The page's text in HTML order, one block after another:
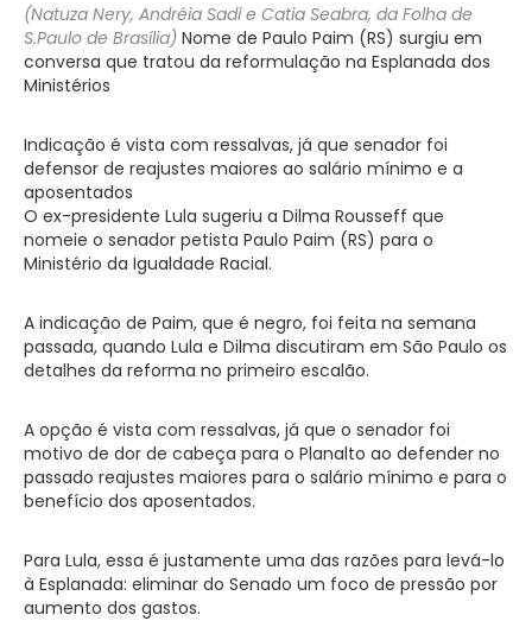
(Natuza Nery, Andréia Sadi e Catia Seabra, da Folha de
S.Paulo de Brasília) Nome de Paulo Paim (RS) surgiu em
conversa que tratou da reformulação na Esplanada dos
Ministérios
Indicação é vista com ressalvas, já que senador foi
defensor de reajustes maiores ao salário mínimo e a
aposentados
O ex-presidente Lula sugeriu a Dilma Rousseff que
nomeie o senador petista Paulo Paim (RS) para o
Ministério da Igualdade Racial.
A indicação de Paim, que é negro, foi feita na semana
passada, quando Lula e Dilma discutiram em São Paulo os
detalhes da reforma no primeiro escalão.
A opção é vista com ressalvas, já que o senador foi
motivo de dor de cabeça para o Planalto ao defender no
passado reajustes maiores para o salário mínimo e para o
benefício dos aposentados.
Para Lula, essa é justamente uma das razões para levá-lo
à Esplanada: eliminar do Senado um foco de pressão por
aumento dos gastos.